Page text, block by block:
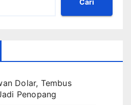
Dolar, Tembus
Penopang